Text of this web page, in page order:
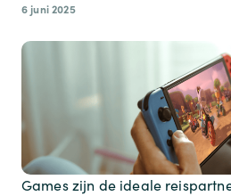
6 juni 2025
Games zijn de ideale